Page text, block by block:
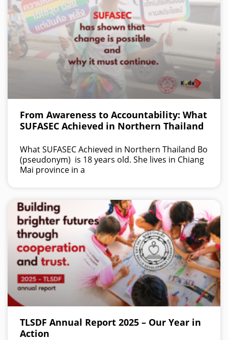
From Awareness to Accountability: What
SUFASEC Achieved in Northern Thailand
What SUFASEC Achieved in Northern Thailand Bo
(pseudonym) is 18 years old. She lives in Chiang
Mai province in a
TLSDF Annual Report 2025 – Our Year in
Action